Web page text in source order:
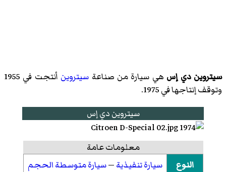
سيتروين دي إس هي سيارة من صناعة سيتروين
أنتجت في 1955
وتوقف إنتاجها في 1975.
سيتروين دي إس
معلومات عامة
النوع
سيارة تنفيذية—سيارة متوسطة الحجم